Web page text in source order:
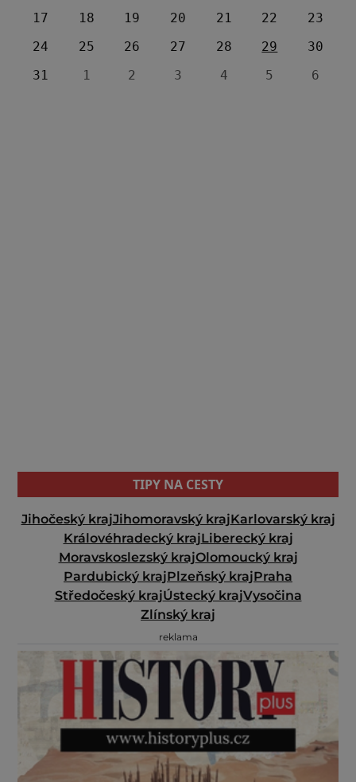
17 18 19 20 21 22
23
24
25 26 27 28 29
30
31
1 2 3 4 5 6
TIPY NA CESTY
Jihočeský krajJihomoravský krajKarlovarský kraj
Královéhradecký krajLiberecký kraj
Moravskoslezský krajOlomoucký kraj
Pardubický krajPlzeňský krajPraha
Středočeský krajÚstecký krajVysočina
Zlínský kraj
reklama